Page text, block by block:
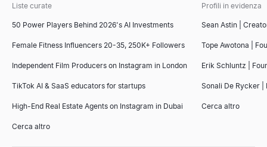
Liste curate
50 Power Players Behind 2026's AI Investments
Female Fitness Influencers 20-35, 250K+ Followers
Independent Film Producers on Instagram in London
TikTok AI & SaaS educators for startups
High-End Real Estate Agents on Instagram in Dubai
Cerca altro
Profili in evidenza
Sean Astin |
Tope Awotona |
Erik Schluntz |
Sonali De Rycker |
Cerca altro